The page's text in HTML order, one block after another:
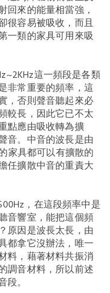
回來的能量相當強，
很容易被吸收，而且
一類的家具可用來吸
這一頻段是各類
非常重要的頻率，這
，否則聲音聽起來必
較長，因此它已不太
點應由吸收轉為擴
音。中音的波長是由
家具都可以有擴散的
任擴散中音的重責大
，在這段頻率中是
音響室，能把這個頻
原因是波長太長，由
都拿它沒辦法，唯一
料，藉著材料共振消
調音材料，所以前述
。